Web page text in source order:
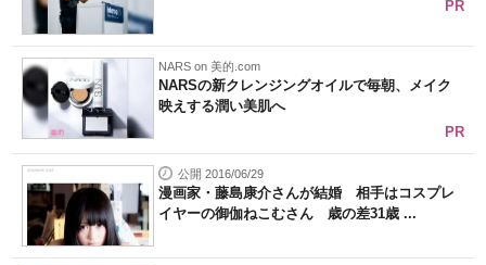
PR
NARS on 美的.com
NARSの新クレンジングオイルで毎朝、メイク
映えする潤い美肌へ
PR
公開 2016/06/29
漫画家・藤島康介さんが結婚 相手はコスプレ
イヤーの御伽ねこむさん 歳の差31歳 ...